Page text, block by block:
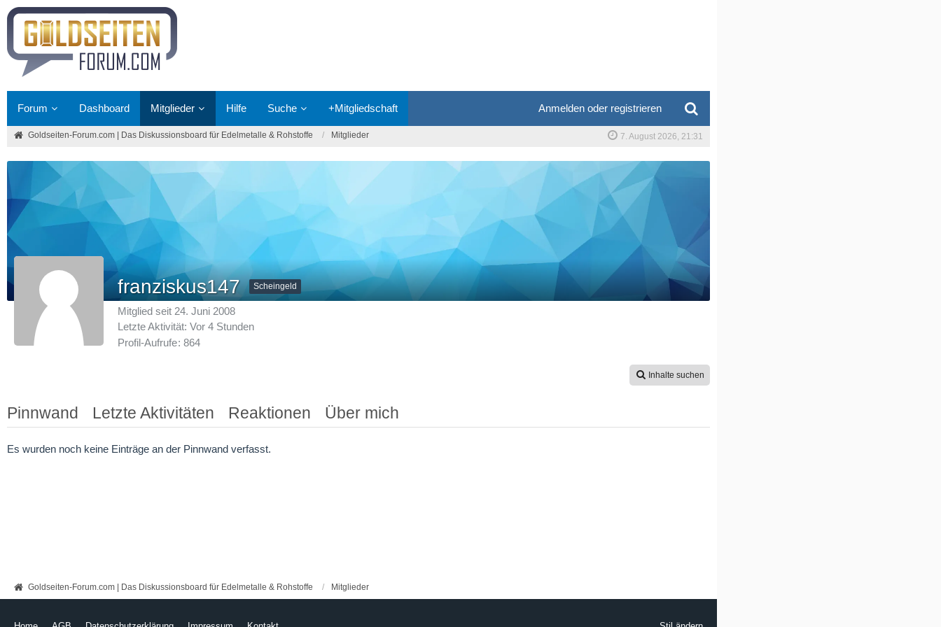
Forum Dashboard Mitglieder Hilfe Suche +Mitgliedschaft Anmelden oder registrieren
Goldseiten-Forum.com | Das Diskussionsboard für Edelmetalle & Rohstoffe Mitglieder
Goldseiten-Forum.com | Das Diskussionsboard für Edelmetalle & Rohstoffe Mitglieder 7. August 2026, 21:31
franziskus147 Scheingeld
Mitglied seit 24. Juni 2008
Letzte Aktivität: Vor 4 Stunden
Profil-Aufrufe 864
Inhalte suchen
Pinnwand Letzte Aktivitäten Reaktionen Über mich
Es wurden noch keine Einträge an der Pinnwand verfasst.